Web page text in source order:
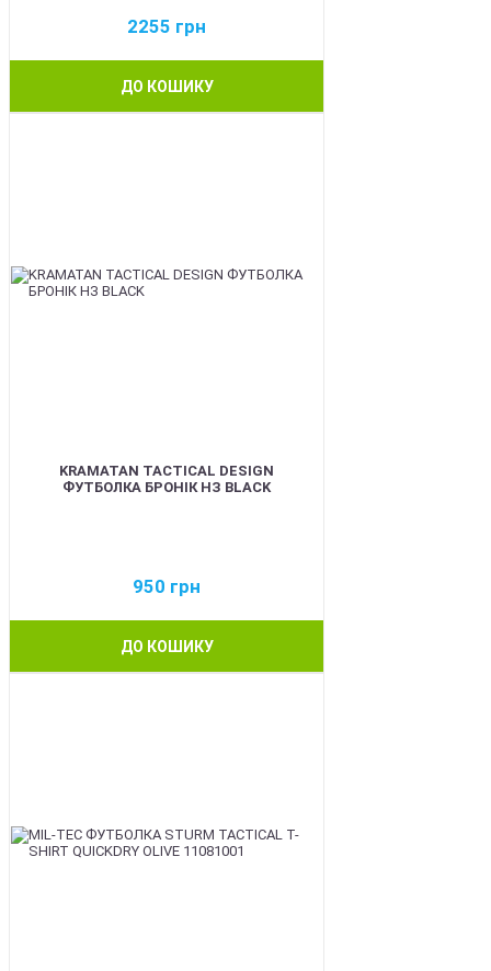
2255 грн
ДО КОШИКУ
KRAMATAN TACTICAL DESIGN
ФУТБОЛКА БРОНІК НЗ BLACK
950 грн
ДО КОШИКУ